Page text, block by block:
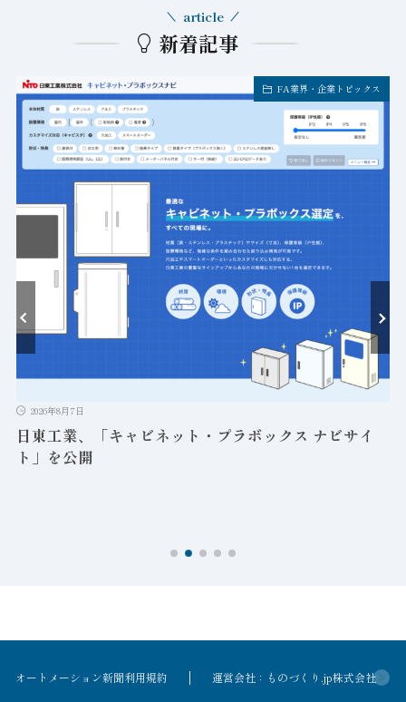
新着記事
article
FA業界・企業トピックス
2026年8月7日
日東工業、「キャビネット・プラボックス ナビサイ
ト」を公開
オートメーション新聞利用規約 運営会社：ものづくり.jp株式会社